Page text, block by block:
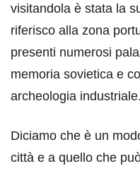
visitandola è stata la
riferisco alla zona
presenti numerosi
memoria sovietica e
archeologia industriale.
Diciamo che è un
città e a quello che